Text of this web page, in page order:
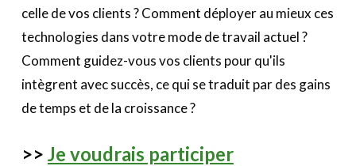
celle de vos clients ? Comment déployer au mieux ces
technologies dans votre mode de travail actuel ?
Comment guidez-vous vos clients pour qu'ils
intègrent avec succès, ce qui se traduit par des gains
de temps et de la croissance ?
>> Je voudrais participer